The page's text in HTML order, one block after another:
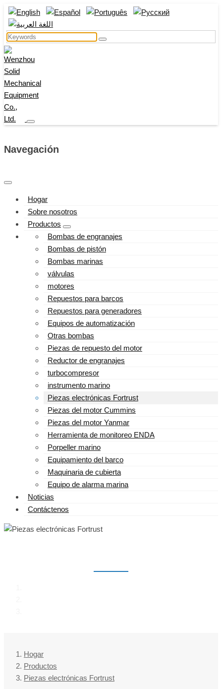
Navegación
Hogar
Sobre nosotros
Productos
Bombas de engranajes
Bombas de pistón
Bombas marinas
válvulas
motores
Repuestos para barcos
Repuestos para generadores
Equipos de automatización
Otras bombas
Piezas de repuesto del motor
Reductor de engranajes
turbocompresor
instrumento marino
Piezas electrónicas Fortrust
Piezas del motor Cummins
Piezas del motor Yanmar
Herramienta de monitoreo ENDA
Porpeller marino
Equipamiento del barco
Maquinaria de cubierta
Equipo de alarma marina
Noticias
Contáctenos
Hogar
Productos
Piezas electrónicas Fortrust